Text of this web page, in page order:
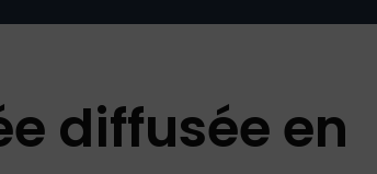
diffusée en